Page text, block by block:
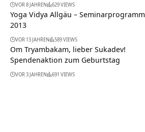
VOR 8 JAHREN 629 VIEWS
Yoga Vidya Allgäu – Seminarprogramm
2013
VOR 13 JAHREN 589 VIEWS
Om Tryambakam, lieber Sukadev!
Spendenaktion zum Geburtstag
VOR 3 JAHREN 691 VIEWS